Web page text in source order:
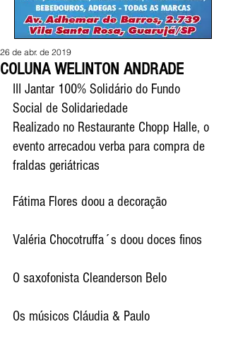
COLUNA WELINTON ANDRADE
26 de abr. de 2019
III Jantar 100% Solidário do Fundo
Social de Solidariedade
Realizado no Restaurante Chopp Halle, o
evento arrecadou verba para compra de
fraldas geriátricas
Fátima Flores doou a decoração
Valéria Chocotruffa´s doou doces finos
O saxofonista Cleanderson Belo
Os músicos Cláudia & Paulo